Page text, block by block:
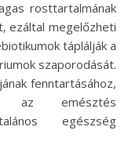
rosttartalmának
ezáltal megelőzheti
táplálják a
szaporodását.
fenntartásához,
az emésztés
egészség